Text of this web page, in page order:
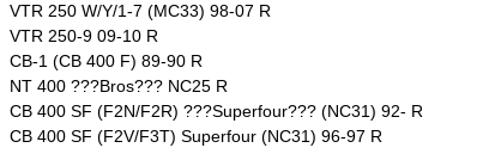
VTR 250 W/Y/1-7 (MC33) 98-07 R
VTR 250-9 09-10 R
CB-1 (CB 400 F) 89-90 R
NT 400 ???Bros??? NC25 R
CB 400 SF (F2N/F2R) ???Superfour??? (NC31) 92- R
CB 400 SF (F2V/F3T) Superfour (NC31) 96-97 R